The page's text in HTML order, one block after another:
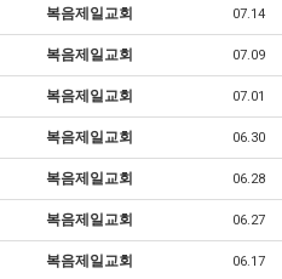
복음제일교회 07.14
복음제일교회 07.09
복음제일교회 07.01
복음제일교회 06.30
복음제일교회 06.28
복음제일교회 06.27
복음제일교회 06.17